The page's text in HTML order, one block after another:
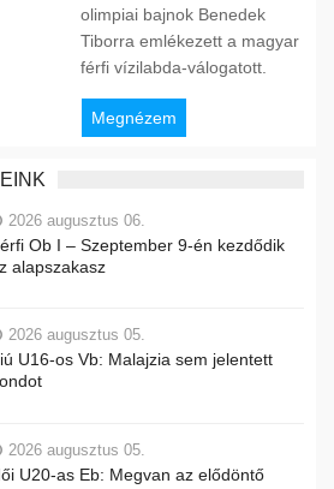
olimpiai bajnok Benedek
Tiborra emlékezett a magyar
férfi vízilabda-válogatott.
Megnézem
2026 augusztus 06.
Ob I – Szeptember 9-én kezdődik
alapszakasz
2026 augusztus 05.
U16-os Vb: Malajzia sem jelentett
2026 augusztus 05.
U20-as Eb: Megvan az elődöntő